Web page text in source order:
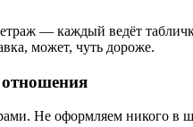
— каждый ведёт
может, чуть дороже.
Не оформляем никого в